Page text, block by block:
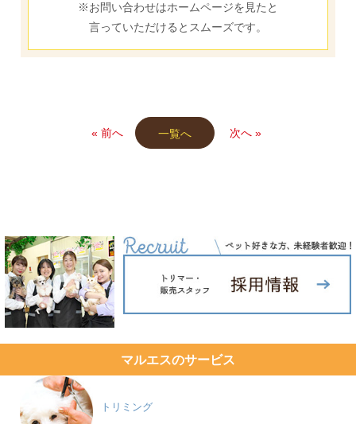
※お問い合わせはホームページを見たと
言っていただけるとスムーズです。
« 前へ 一覧へ 次へ »
マルエスのサービス
トリミング